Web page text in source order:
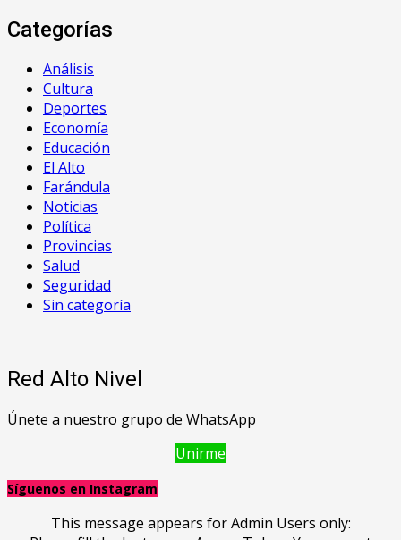
Categorías
Análisis
Cultura
Deportes
Economía
Educación
El Alto
Farándula
Noticias
Política
Provincias
Salud
Seguridad
Sin categoría
Red Alto Nivel
Únete a nuestro grupo de WhatsApp
Unirme
Síguenos en Instagram
This message appears for Admin Users only: